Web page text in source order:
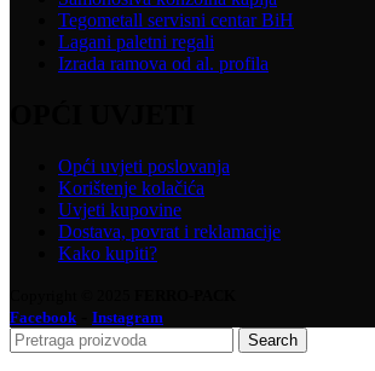
Tegometall servisni centar BiH
Lagani paletni regali
Izrada ramova od al. profila
Opći uvjeti poslovanja
Korištenje kolačića
Uvjeti kupovine
Dostava, povrat i reklamacije
Kako kupiti?
Facebook
Instagram
Search